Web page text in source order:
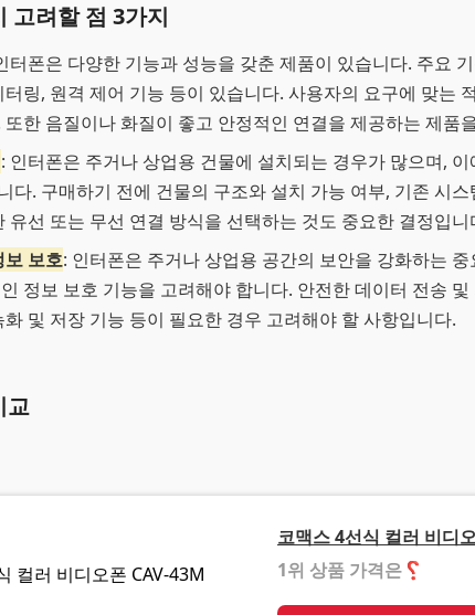
고려할 점 3가지
터폰은 다양한 기능과 성능을 갖춘 제품이 있습니다. 주요
링, 원격 제어 기능 등이 있습니다. 사용자의 요구에 맞는
한 음질이나 화질이 좋고 안정적인 연결을 제공하는 제품
: 인터폰은 주거나 상업용 건물에 설치되는 경우가 많으며,
다. 구매하기 전에 건물의 구조와 설치 가능 여부, 기존 시
유선 또는 무선 연결 방식을 선택하는 것도 중요한 결정입니
보 보호: 인터폰은 주거나 상업용 공간의 보안을 강화하는
정보 보호 기능을 고려해야 합니다. 안전한 데이터 전송
및 저장 기능 등이 필요한 경우 고려해야 할 사항입니다.
교
코맥스 4선식 컬러 비디
1위 상품 가격은 ❓